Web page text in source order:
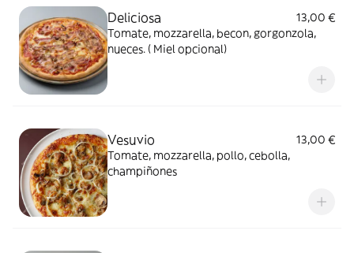
Deliciosa
13,00 €
Tomate, mozzarella, becon, gorgonzola,
nueces. ( Miel opcional)
Vesuvio
13,00 €
Tomate, mozzarella, pollo, cebolla,
champiñones